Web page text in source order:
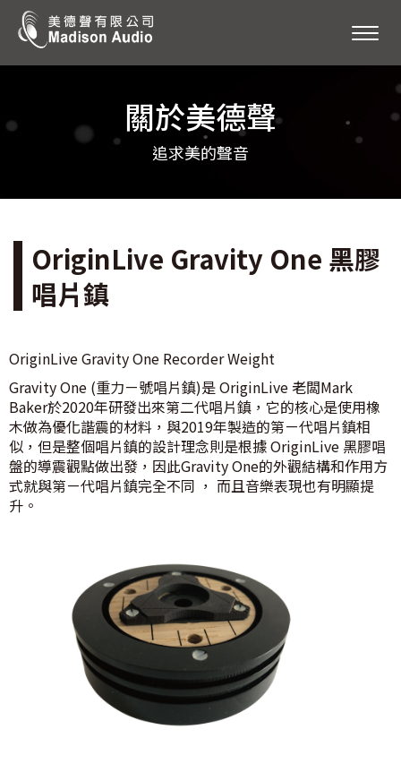
關於美德聲
追求美的聲音
OriginLive Gravity One 黑膠
唱片鎮
OriginLive Gravity One Recorder Weight
Gravity One (重力ㄧ號唱片鎮)是 OriginLive 老闆Mark
Baker於2020年研發出來第二代唱片鎮，它的核心是使用橡
木做為優化諧震的材料，與2019年製造的第ㄧ代唱片鎮相
似，但是整個唱片鎮的設計理念則是根據 OriginLive 黑膠唱
盤的導震觀點做出發，因此Gravity One的外觀結構和作用方
式就與第ㄧ代唱片鎮完全不同 ， 而且音樂表現也有明顯提
升。